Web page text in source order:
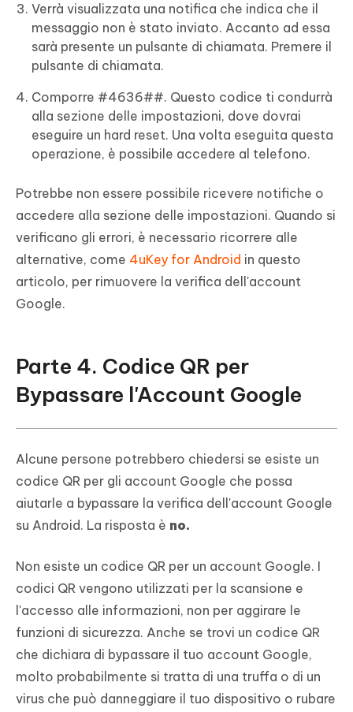
Verrà visualizzata una notifica che indica che il
messaggio non è stato inviato. Accanto ad essa
sarà presente un pulsante di chiamata. Premere il
pulsante di chiamata.
Comporre #4636##. Questo codice ti condurrà
alla sezione delle impostazioni, dove dovrai
eseguire un hard reset. Una volta eseguita questa
operazione, è possibile accedere al telefono.
Potrebbe non essere possibile ricevere notifiche o
accedere alla sezione delle impostazioni. Quando si
verificano gli errori, è necessario ricorrere alle
alternative, come 4uKey for Android in questo
articolo, per rimuovere la verifica dell'account
Google.
Parte 4. Codice QR per
Bypassare l'Account Google
Alcune persone potrebbero chiedersi se esiste un
codice QR per gli account Google che possa
aiutarle a bypassare la verifica dell'account Google
su Android. La risposta è no.
Non esiste un codice QR per un account Google. I
codici QR vengono utilizzati per la scansione e
l'accesso alle informazioni, non per aggirare le
funzioni di sicurezza. Anche se trovi un codice QR
che dichiara di bypassare il tuo account Google,
molto probabilmente si tratta di una truffa o di un
virus che può danneggiare il tuo dispositivo o rubare